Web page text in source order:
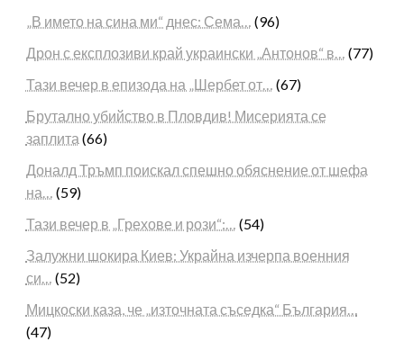
„В името на сина ми“ днес: Сема… (96)
Дрон с експлозиви край украински „Антонов“ в… (77)
Тази вечер в епизода на „Шербет от… (67)
Брутално убийство в Пловдив! Мисерията се
заплита (66)
Доналд Тръмп поискал спешно обяснение от шефа
на… (59)
Тази вечер в „Грехове и рози“:… (54)
Залужни шокира Киев: Украйна изчерпа военния
си… (52)
Мицкоски каза, че „източната съседка“ България…
(47)